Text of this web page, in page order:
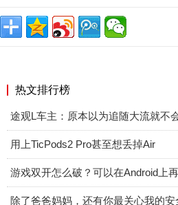
热文排行榜
途观L车主：原本以为追随大流就不
用上TicPods2 Pro甚至想丢掉Air
游戏双开怎么破？可以在Android上
除了爸爸妈妈，还有你最关心我的